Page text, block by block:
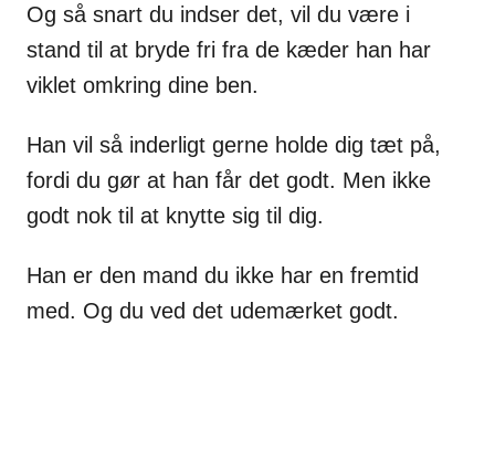
Og så snart du indser det, vil du være i
stand til at bryde fri fra de kæder han har
viklet omkring dine ben.
Han vil så inderligt gerne holde dig tæt på,
fordi du gør at han får det godt. Men ikke
godt nok til at knytte sig til dig.
Han er den mand du ikke har en fremtid
med. Og du ved det udemærket godt.